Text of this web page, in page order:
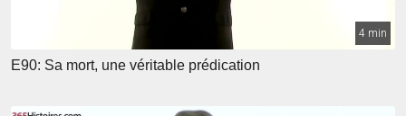
4 min
E90: Sa mort, une véritable prédication